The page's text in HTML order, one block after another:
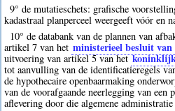
9° de mutatieschets: grafische
kadastraal planperceel weergeeft vóór en
10° de databank van de plannen van
artikel 7 van het ministerieel besluit van
uitvoering van artikel 5 van het
tot aanvulling van de identificatieregels
de hypothecaire openbaarmaking
van de voorafgaande neerlegging van
aflevering door die algemene